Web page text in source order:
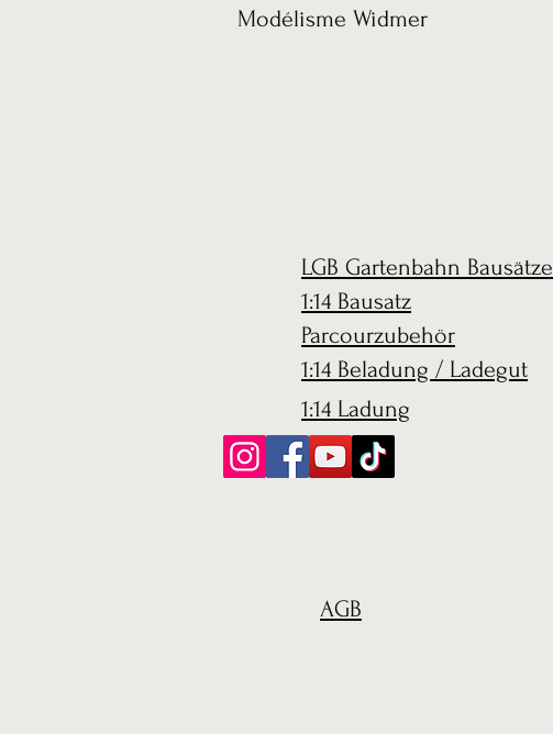
Modélisme Widmer
LGB Gartenbahn Bausätze
1:14 Bausatz
Parcourzubehör
1:14 Beladung / Ladegut
1:14 Ladung
AGB